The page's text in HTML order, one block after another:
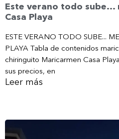
Este verano todo sube…
Casa Playa
ESTE VERANO TODO SUBE...
PLAYA Tabla de contenidos
chiringuito Maricarmen Casa
sus precios, en
Leer más